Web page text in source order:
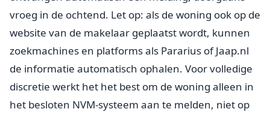
vroeg in de ochtend. Let op: als de woning ook op de
website van de makelaar geplaatst wordt, kunnen
zoekmachines en platforms als Pararius of Jaap.nl
de informatie automatisch ophalen. Voor volledige
discretie werkt het het best om de woning alleen in
het besloten NVM-systeem aan te melden, niet op